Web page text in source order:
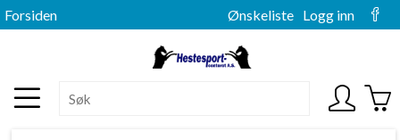
Forsiden Ønskeliste Logg inn